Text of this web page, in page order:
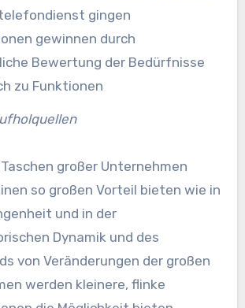
gingen
gewinnen durch
Bewertung der Bedürfnisse
zu Funktionen
großer Unternehmen
so großen Vorteil bieten wie in
und in der
Dynamik und des
von Veränderungen der großen
werden kleinere, flinke